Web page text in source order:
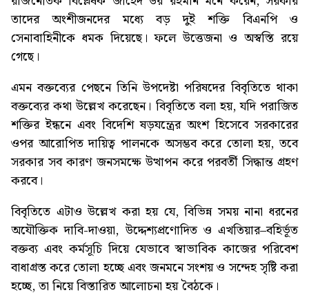
তাদের অংশীজনদের মধ্যে বড় দুই শক্তি বিএনপি ও
সেনাবাহিনীকে ধমক দিয়েছে। ফলে উত্তেজনা ও অস্বস্তি রয়ে
গেছে।
এমন বক্তব্যের পেছনে তিনি উপদেষ্টা পরিষদের বিবৃতিতে থাকা
বক্তব্যের কথা উল্লেখ করেছেন। বিবৃতিতে বলা হয়, যদি পরাজিত
শক্তির ইন্ধনে এবং বিদেশি ষড়যন্ত্রের অংশ হিসেবে সরকারের
ওপর আরোপিত দায়িত্ব পালনকে অসম্ভব করে তোলা হয়, তবে
সরকার সব কারণ জনসমক্ষে উত্থাপন করে পরবর্তী সিদ্ধান্ত গ্রহণ
করবে।
বিবৃতিতে এটাও উল্লেখ করা হয় যে, বিভিন্ন সময় নানা ধরনের
অযৌক্তিক দাবি-দাওয়া, উদ্দেশ্যপ্রণোদিত ও এখতিয়ার–বহির্ভূত
বক্তব্য এবং কর্মসূচি দিয়ে যেভাবে স্বাভাবিক কাজের পরিবেশ
বাধাগ্রস্ত করে তোলা হচ্ছে এবং জনমনে সংশয় ও সন্দেহ সৃষ্টি করা
হচ্ছে, তা নিয়ে বিস্তারিত আলোচনা হয় বৈঠকে।